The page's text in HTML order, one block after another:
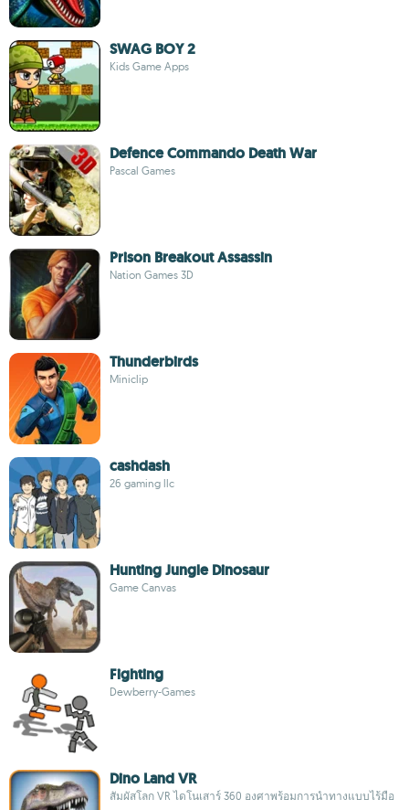
SWAG BOY 2
Kids Game Apps
Defence Commando Death War
Pascal Games
Prison Breakout Assassin
Nation Games 3D
Thunderbirds
Miniclip
cashdash
26 gaming llc
Hunting Jungle Dinosaur
Game Canvas
Fighting
Dewberry-Games
Dino Land VR
สัมผัสโลก VR ไดโนเสาร์ 360 องศาพร้อมการนำทางแบบไร้มือ